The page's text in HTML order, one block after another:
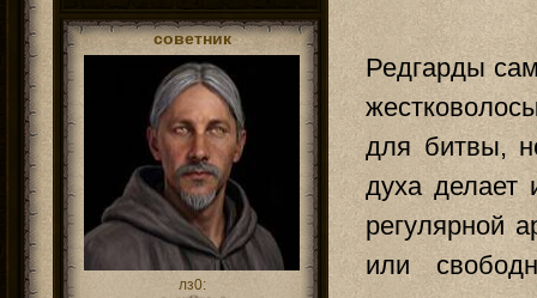
советник
лз0:
Редгарды
для битвы,
духа делает
регулярной
или